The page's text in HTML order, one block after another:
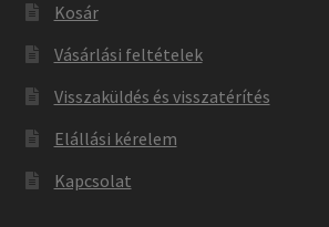
Kosár
Vásárlási feltételek
Visszaküldés és visszatérítés
Elállási kérelem
Kapcsolat